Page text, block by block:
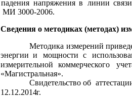
падения напряжения в линии связи
МИ 3000-2006.
Сведения о методиках (методах)
Методика измерений
энергии и мощности с
измерительной
коммерческого
«Магистральная».
Свидетельство об
12.12.2014г.